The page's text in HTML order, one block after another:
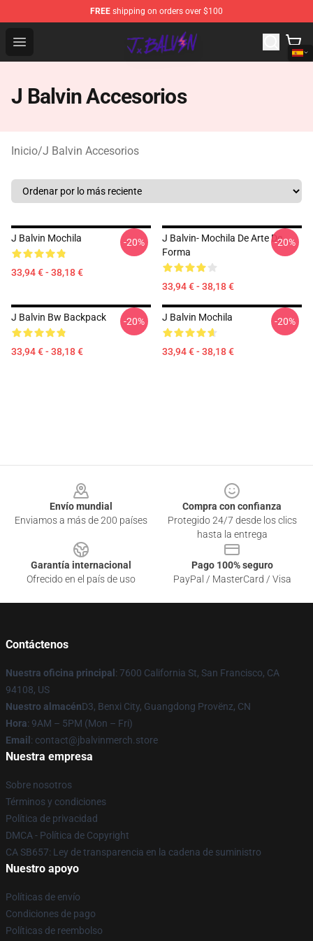
FREE shipping on orders over $100
Open menu
J Balvin Store - Official J Balvin Merchandise Shop
J Balvin Accesorios
Inicio/J Balvin Accesorios
J Balvin Mochila
33,94 € - 38,18 €
-20%
J Balvin- Mochila De Arte De
Forma
33,94 € - 38,18 €
-20%
J Balvin Bw Backpack
33,94 € - 38,18 €
-20% J Balvin Mochila
33,94 € - 38,18 €
-20%
Envío mundial
Enviamos a más de 200 países
Compra con confianza
Protegido 24/7 desde los clics
hasta la entrega
Garantía internacional
Ofrecido en el país de uso
Pago 100% seguro
PayPal / MasterCard / Visa
Contáctenos
Nuestra oficina principal : 7600 California St, San Francisco, CA
94108, US
Nuestro almacénD3, Benxi City, Guangdong Provënz, CN
Hora: 9AM – 5PM (Mon – Fri)
Email : contact@jbalvinmerch.store
Nuestra empresa
Sobre nosotros
Términos y condiciones
Política de privacidad
DMCA - Política de Copyright
CA SB657: Ley de transparencia en la cadena de suministro
Nuestro apoyo
Políticas de envío
Condiciones de pago
Políticas de reembolso